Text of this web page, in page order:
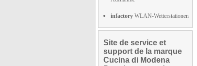
infactory WLAN-Wetterstationen
Site de service et
support de la marque
Cucina di Modena